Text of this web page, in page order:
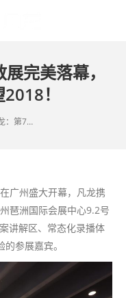
完美落幕，
！
：第7…
广州盛大开幕，凡龙携
琶洲国际会展中心9.2号
讲解区、常态化录播体
参展嘉宾。